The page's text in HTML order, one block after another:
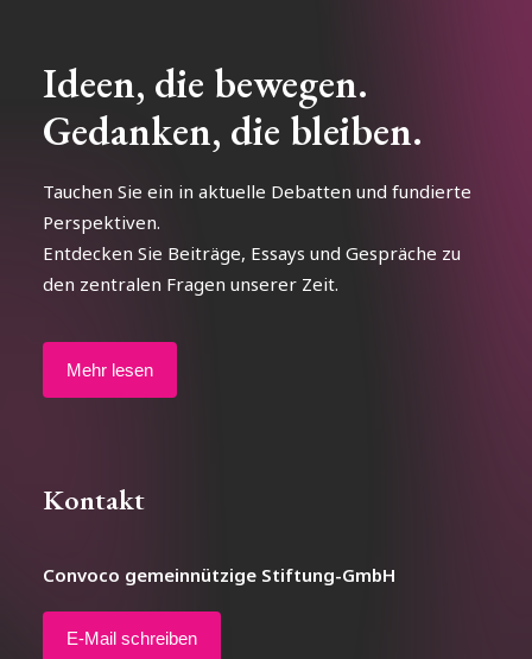
Ideen, die bewegen.
Gedanken, die bleiben.
Tauchen Sie ein in aktuelle Debatten und fundierte
Perspektiven.
Entdecken Sie Beiträge, Essays und Gespräche zu
den zentralen Fragen unserer Zeit.
Mehr lesen
Kontakt
Convoco gemeinnützige Stiftung-GmbH
E-Mail schreiben